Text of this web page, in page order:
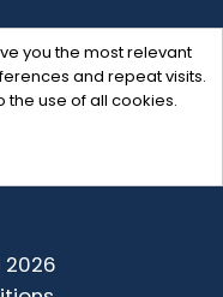
you the most relevant
and repeat visits.
the use of all cookies.